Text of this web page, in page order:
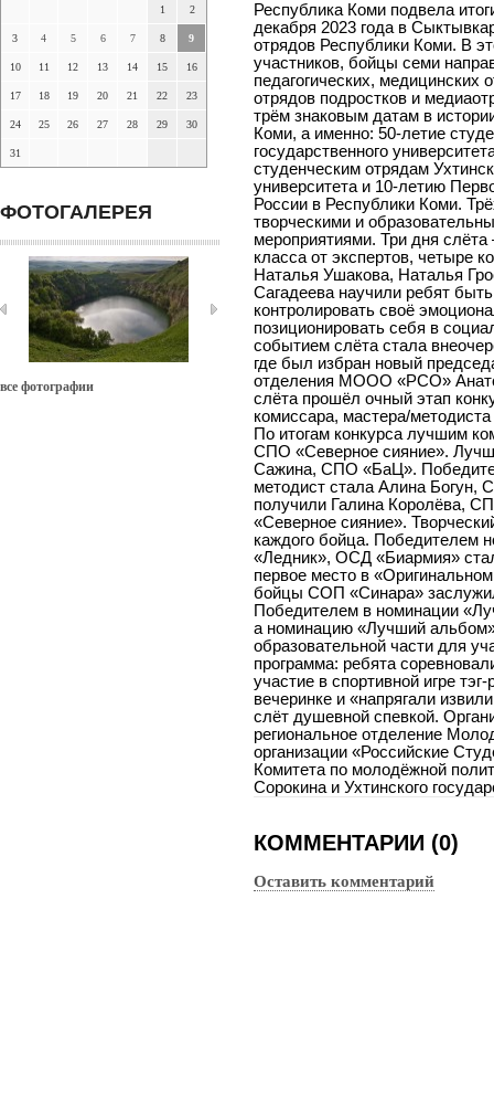
1 2
3 4 5 6 7 8 9
10 11 12 13 14 15 16
17 18 19 20 21 22 23
24 25 26 27 28 29 30
31
ФОТОГАЛЕРЕЯ
все фотографии
Республика Коми подвела
декабря 2023 года в
отрядов Республики Коми. В
участников, бойцы семи
педагогических, медицинских
отрядов подростков и
трём знаковым датам в
Коми, а именно: 50-летие
государственного
студенческим отрядам
университета и 10-летию
России в Республики Коми.
творческими и
мероприятиями. Три дня
класса от экспертов, четыре
Наталья Ушакова, Наталья
Сагадеева научили ребят
контролировать своё
позиционировать себя в
событием слёта стала
где был избран новый
отделения МООО «РСО»
слёта прошёл очный этап
комиссара, мастера/
По итогам конкурса лучшим
СПО «Северное сияние».
Сажина, СПО «БаЦ».
методист стала Алина Богун,
получили Галина Королёва,
«Северное сияние».
каждого бойца. Победителем
«Ледник», ОСД «Биармия»
первое место в
бойцы СОП «Синара»
Победителем в номинации
а номинацию «Лучший
образовательной части для
программа: ребята
участие в спортивной игре
вечеринке и «напрягали
слёт душевной спевкой.
региональное отделение
организации «Российские
Комитета по молодёжной
Сорокина и Ухтинского
КОММЕНТАРИИ (0)
Оставить комментарий